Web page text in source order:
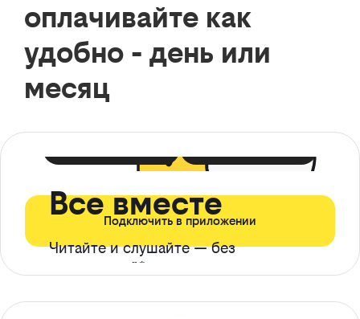
оплачивайте как
удобно - день или
месяц
Все вместе
Читайте и слушайте — без
ограничений*
Подключить в приложении